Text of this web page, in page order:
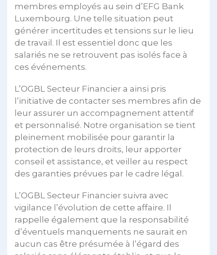
membres employés au sein d’EFG Bank
Luxembourg. Une telle situation peut
générer incertitudes et tensions sur le lieu
de travail. Il est essentiel donc que les
salariés ne se retrouvent pas isolés face à
ces événements.
L’OGBL Secteur Financier a ainsi pris
l’initiative de contacter ses membres afin de
leur assurer un accompagnement attentif
et personnalisé. Notre organisation se tient
pleinement mobilisée pour garantir la
protection de leurs droits, leur apporter
conseil et assistance, et veiller au respect
des garanties prévues par le cadre légal.
L’OGBL Secteur Financier suivra avec
vigilance l’évolution de cette affaire. Il
rappelle également que la responsabilité
d’éventuels manquements ne saurait en
aucun cas être présumée à l’égard des